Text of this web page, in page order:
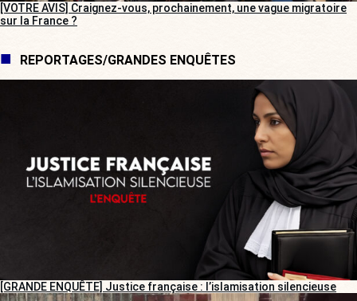
[VOTRE AVIS] Craignez-vous, prochainement, une vague migratoire
sur la France ?
REPORTAGES/GRANDES ENQUÊTES
[GRANDE ENQUÊTE] Justice française : l’islamisation silencieuse